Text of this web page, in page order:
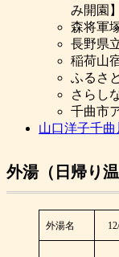
み開園】
森将軍
長野県
稲荷山
ふるさ
さらし
千曲市
山口洋子千
外湯（日帰り
外湯名